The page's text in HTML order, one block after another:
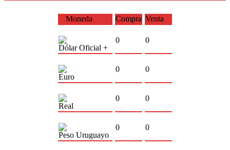
Moneda Compra Venta
Dólar Oficial +
0 0
Euro
0 0
Real
0 0
Peso Uruguayo
0 0